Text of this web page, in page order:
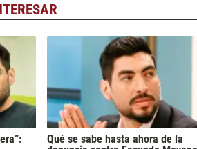
Qué se sabe hasta ahora de la